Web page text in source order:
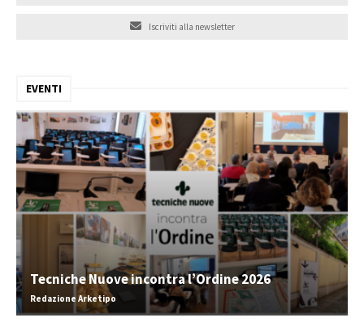
Iscriviti alla newsletter
EVENTI
Tecniche Nuove incontra l’Ordine 2026
Redazione Arketipo